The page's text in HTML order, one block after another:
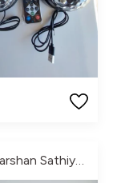
sutharshan Sathiyaseelan